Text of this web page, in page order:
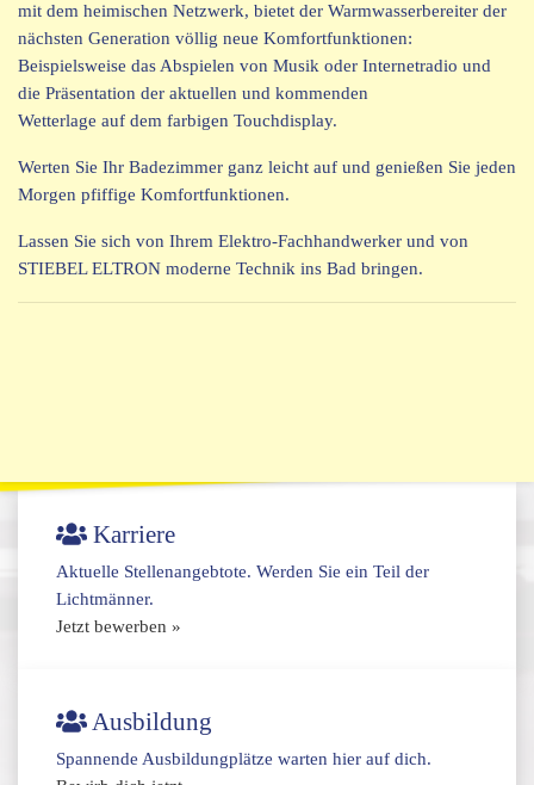
mit dem heimischen Netzwerk, bietet der Warmwasserbereiter der
nächsten Generation völlig neue Komfortfunktionen:
Beispielsweise das Abspielen von Musik oder Internetradio und
die Präsentation der aktuellen und kommenden
Wetterlage auf dem farbigen Touchdisplay.
Werten Sie Ihr Badezimmer ganz leicht auf und genießen Sie jeden
Morgen pfiffige Komfortfunktionen.
Lassen Sie sich von Ihrem Elektro-Fachhandwerker und von
STIEBEL ELTRON moderne Technik ins Bad bringen.
Karriere
Aktuelle Stellenangebtote. Werden Sie ein Teil der
Lichtmänner.
Jetzt bewerben »
Ausbildung
Spannende Ausbildungplätze warten hier auf dich.